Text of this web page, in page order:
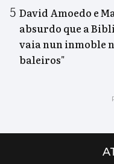
David Amoedo e
absurdo que a
vaia nun inmoble
baleiros"